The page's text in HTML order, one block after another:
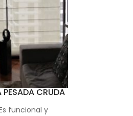
CRUDA
funcional y